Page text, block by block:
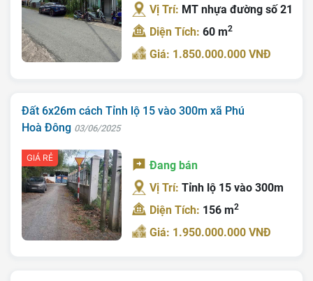
Trang chủ
Giới Thiệu
Nhà Bán
Nhà Đất Giá Tốt
Ký Gửi
Liên Hệ
Tin Tức
Vị Trí: MT nhựa đường số 21
Diện Tích:60 m2
Giá: 1.850.000.000 VNĐ
Đất 6x26m cách Tỉnh lộ 15 vào 300m xã Phú
Hoà Đông 03/06/2025
GIÁ RẺ
Đang bán
Vị Trí:Tỉnh lộ 15 vào 300m
Diện Tích: 156 m2
Giá: 1.950.000.000 VNĐ